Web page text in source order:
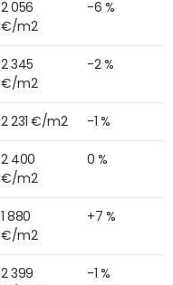
2 056
€/m2
-6 %
2 345
€/m2
-2 %
2 231 €/m2 -1 %
2 400
€/m2
0 %
1 880
€/m2
+7 %
2 399
-1 %